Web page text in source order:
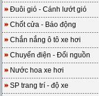
Đuôi gió - Cánh lướt gió
Chốt cửa - Báo động
Chắn nắng ô tô xe hơi
Chuyển điện - Đổi nguồn
Nước hoa xe hơi
SP trang trí - độ xe